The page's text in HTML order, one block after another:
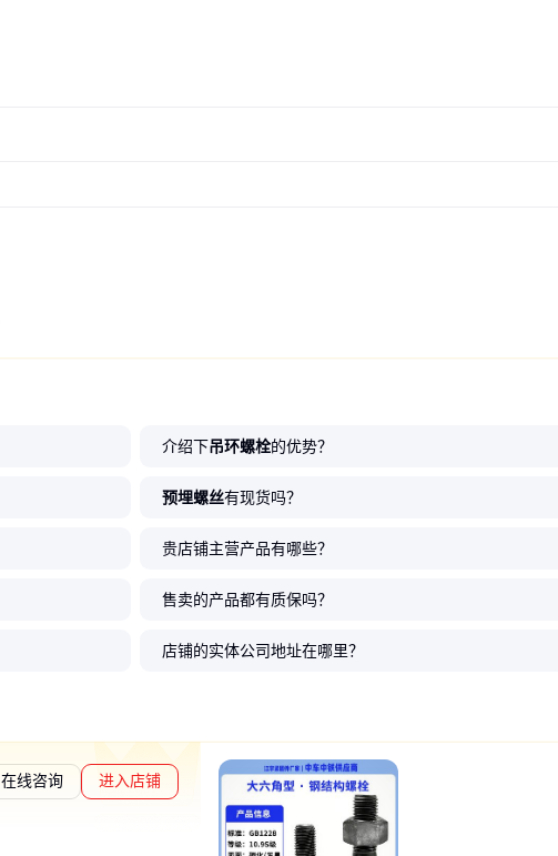
介绍下吊环螺栓的优势？
预埋螺丝有现货吗？
贵店铺主营产品有哪些？
售卖的产品都有质保吗？
店铺的实体公司地址在哪里？
通过深度核验
在线咨询 进入店铺